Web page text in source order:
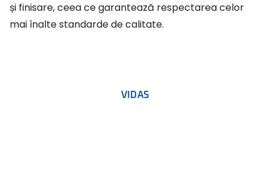
și finisare, ceea ce garantează respectarea celor
mai înalte standarde de calitate.
VIDAS